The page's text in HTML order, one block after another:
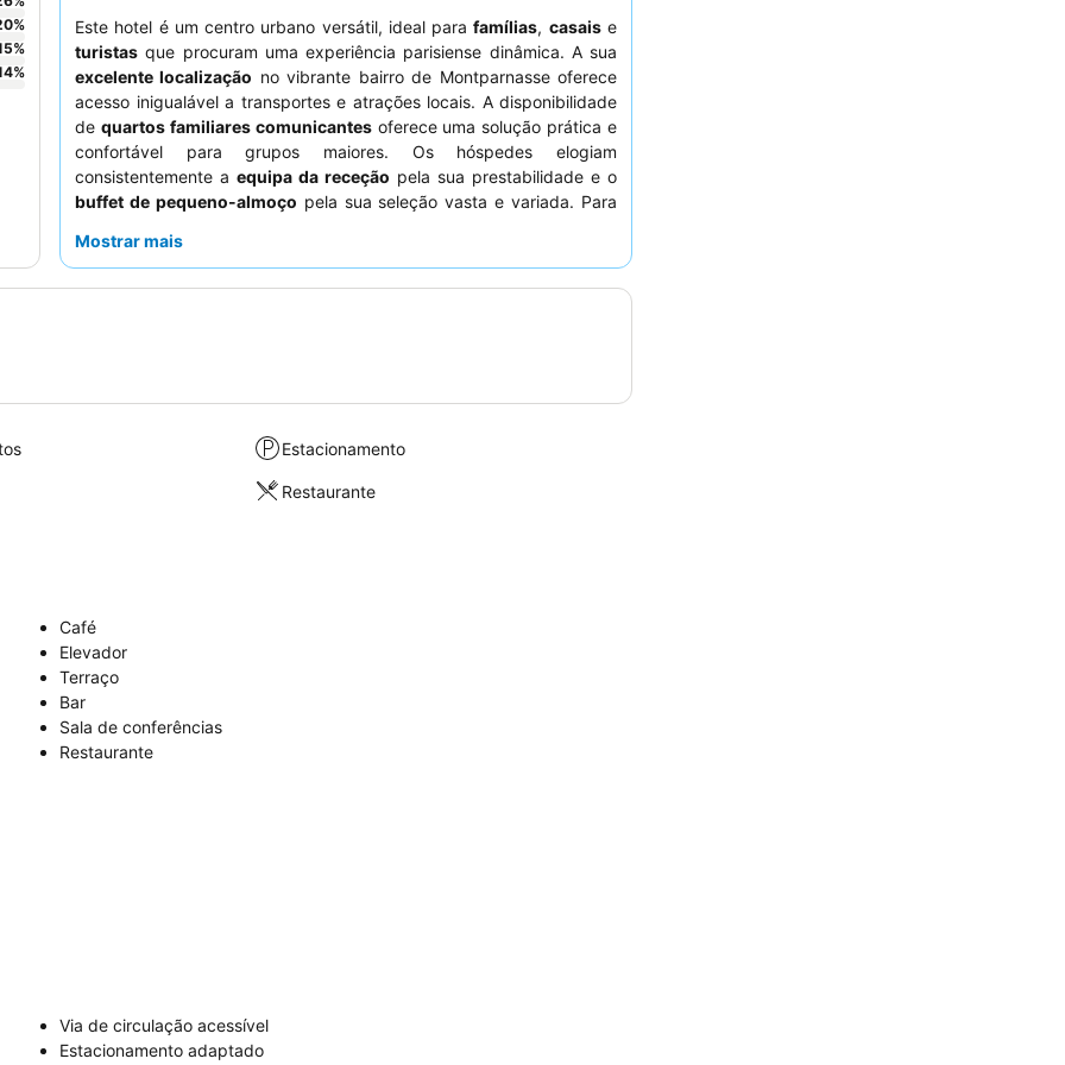
Este hotel é um centro urbano versátil, ideal parafamílias, casaise
turistas que procuram uma experiência parisiense dinâmica. A sua
excelente localização no vibrante bairro de Montparnasse oferece
acesso inigualável a transportes e atrações locais. A disponibilidade
de quartos familiares comunicantesoferece uma solução prática e
confortável para grupos maiores. Os hóspedes elogiam
consistentemente a equipa da receção pela sua prestabilidade e o
buffet de pequeno-almoço pela sua seleção vasta e variada. Para
jardim.
Mostrar mais
%
%
%
Estacionamento
Restaurante
Café
Elevador
Terraço
Bar
Sala de conferências
Restaurante
Via de circulação acessível
Estacionamento adaptado